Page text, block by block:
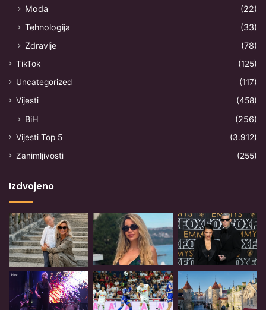
Moda
(22)
Tehnologija
(33)
Zdravlje
(78)
TikTok
(125)
Uncategorized
(117)
Vijesti
(458)
BiH (256)
Vijesti Top 5
(3.912)
Zanimljivosti
(255)
Izdvojeno